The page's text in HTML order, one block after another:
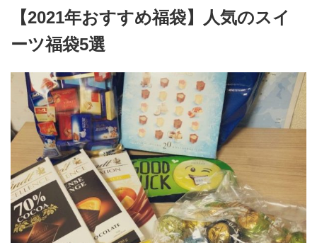
【2021年おすすめ福袋】人気のスイ
ーツ福袋5選